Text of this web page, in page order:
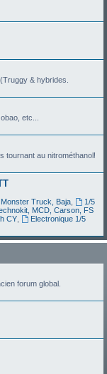
& hybrides.
etc...
tournant au nitrométhanol!
Truck, Baja,
1/5
MCD, Carson, FS
CY,
Electronique 1/5
forum global.